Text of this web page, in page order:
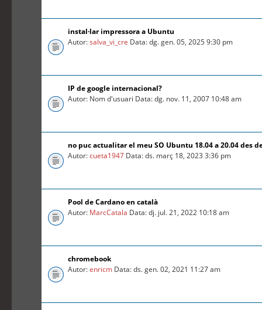
instal·lar impressora a Ubuntu
Autor:salva_vi_cre Data: dg. gen. 05, 2025 9:30 pm
IP de google internacional?
Autor: Nom d'usuari Data: dg. nov. 11, 2007 10:48 am
no puc actualitar el meu SO Ubuntu 18.04 a 20.04 des
Autor:cueta1947 Data: ds. març 18, 2023 3:36 pm
Pool de Cardano en català
Autor: MarcCatala Data: dj. jul. 21, 2022 10:18 am
chromebook
Autor:enricm Data: ds. gen. 02, 2021 11:27 am